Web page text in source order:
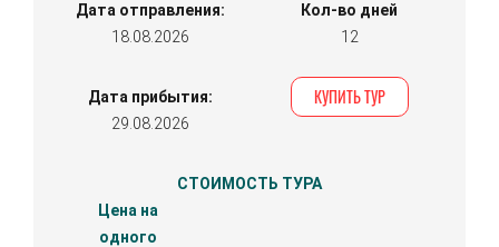
Дата отправления:
18.08.2026
Кол-во дней
12
Дата прибытия:
29.08.2026
СТОИМОСТЬ ТУРА
Цена на
одного
КУПИТЬ ТУР